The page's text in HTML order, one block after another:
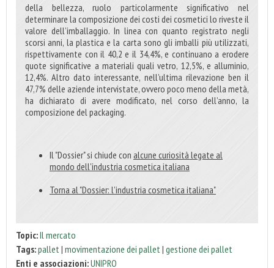
della bellezza, ruolo particolarmente significativo nel
determinare la composizione dei costi dei cosmetici lo riveste il
valore dell’imballaggio. In linea con quanto registrato negli
scorsi anni, la plastica e la carta sono gli imballi più utilizzati,
rispettivamente con il 40,2 e il 34,4%, e continuano a erodere
quote significative a materiali quali vetro, 12,5%, e alluminio,
12,4%. Altro dato interessante, nell’ultima rilevazione ben il
47,7% delle aziende intervistate, ovvero poco meno della metà,
ha dichiarato di avere modificato, nel corso dell’anno, la
composizione del packaging.
Il "Dossier" si chiude con alcune curiosità legate al
mondo dell'industria cosmetica italiana
Torna al "Dossier: l'industria cosmetica italiana"
Topic:Il mercato
Tags:pallet | movimentazione dei pallet | gestione dei pallet
Enti e associazioni:UNIPRO